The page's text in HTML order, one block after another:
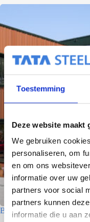
Toestemming
Deze website maakt
We gebruiken
personaliseren, om
en om ons
informatie over uw
partners voor social
partners kunnen
informatie die u aan
Betriebsgebäude – Den